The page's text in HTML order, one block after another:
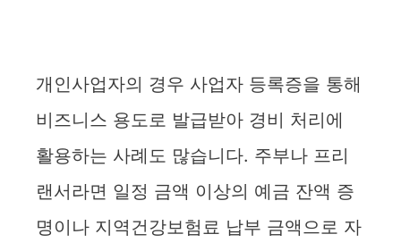
개인사업자의 경우 사업자 등록증을 통해
비즈니스 용도로 발급받아 경비 처리에
활용하는 사례도 많습니다. 주부나 프리
랜서라면 일정 금액 이상의 예금 잔액 증
명이나 지역건강보험료 납부 금액으로 자